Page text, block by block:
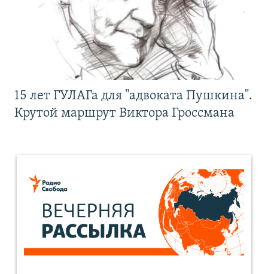
15 лет ГУЛАГа для "адвоката Пушкина".
Крутой маршрут Виктора Гроссмана